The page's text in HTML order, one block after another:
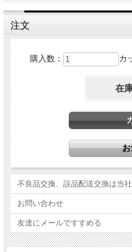
注文
購入数： カ
在
不良品交換、誤品配送交換は当
お問い合わせ
友達にメールですすめる